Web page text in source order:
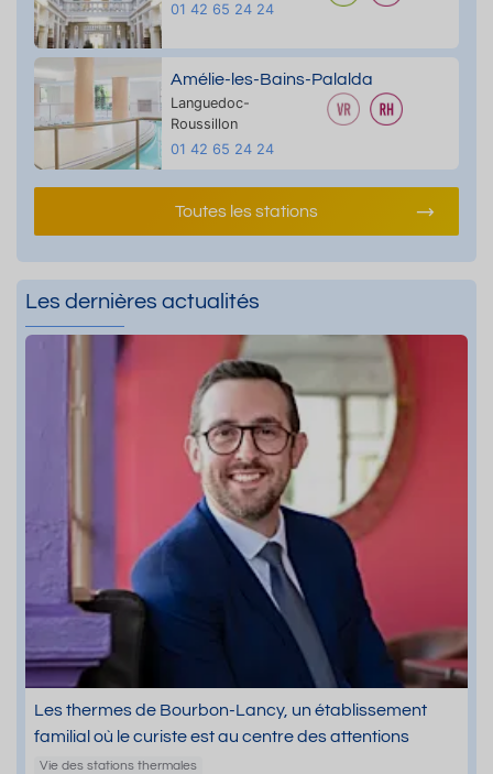
01 42 65 24 24
Amélie-les-Bains-Palalda
Languedoc-
Roussillon
01 42 65 24 24
Toutes les stations
Les dernières actualités
Les thermes de Bourbon-Lancy, un établissement
familial où le curiste est au centre des attentions
Vie des stations thermales